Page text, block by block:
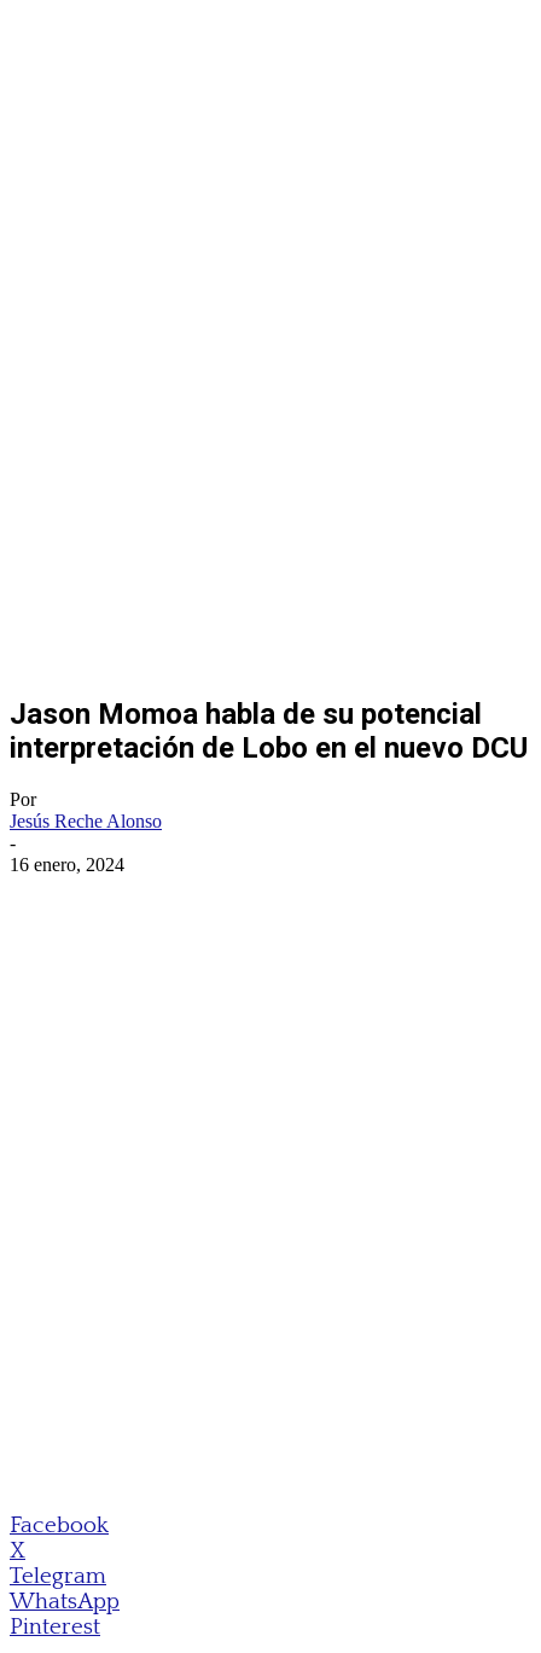
Jason Momoa habla de su potencial
interpretación de Lobo en el nuevo DCU
Por
Jesús Reche Alonso
-
16 enero, 2024
Facebook
X
Telegram
WhatsApp
Pinterest